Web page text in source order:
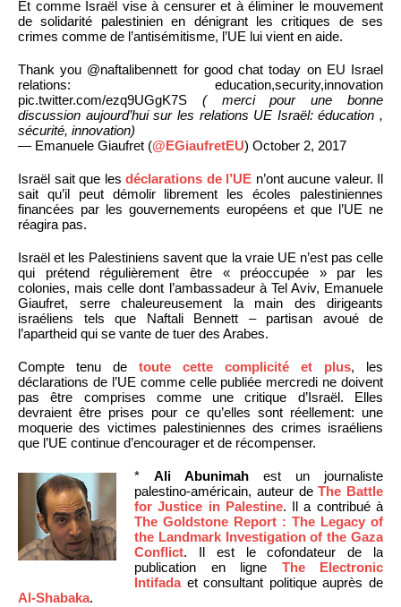
Et comme Israël vise à censurer et à éliminer le mouvement
de solidarité palestinien en dénigrant les critiques de ses
crimes comme de l’antisémitisme, l’UE lui vient en aide.
Thank you @naftalibennett for good chat today on EU Israel
relations: education,security,innovation
pic.twitter.com/ezq9UGgK7S ( merci pour une bonne
discussion aujourd’hui sur les relations UE Israël: éducation ,
sécurité, innovation)
— Emanuele Giaufret (@EGiaufretEU) October 2, 2017
Israël sait que les déclarations de l’UE n’ont aucune valeur. Il
sait qu’il peut démolir librement les écoles palestiniennes
financées par les gouvernements européens et que l’UE ne
réagira pas.
Israël et les Palestiniens savent que la vraie UE n’est pas celle
qui prétend régulièrement être « préoccupée » par les
colonies, mais celle dont l’ambassadeur à Tel Aviv, Emanuele
Giaufret, serre chaleureusement la main des dirigeants
israéliens tels que Naftali Bennett – partisan avoué de
l’apartheid qui se vante de tuer des Arabes.
Compte tenu de toute cette complicité et plus, les
déclarations de l’UE comme celle publiée mercredi ne doivent
pas être comprises comme une critique d’Israël. Elles
devraient être prises pour ce qu’elles sont réellement: une
moquerie des victimes palestiniennes des crimes israéliens
que l’UE continue d’encourager et de récompenser.
* Ali Abunimah est un journaliste
palestino-américain, auteur deThe Battle
for Justice in Palestine. Il a contribué à
The Goldstone Report : The Legacy of
the Landmark Investigation of the Gaza
Conflict. Il est le cofondateur de la
publication en ligne The Electronic
Intifadaet consultant politique auprès de
Al-Shabaka.